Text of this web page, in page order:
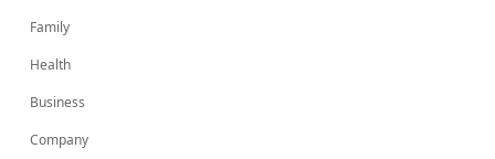
Family
Health
Business
Company